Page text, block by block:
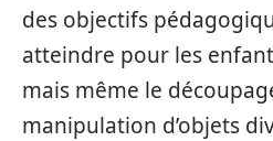
des objectifs
atteindre pour les
mais même le
manipulation d’objets